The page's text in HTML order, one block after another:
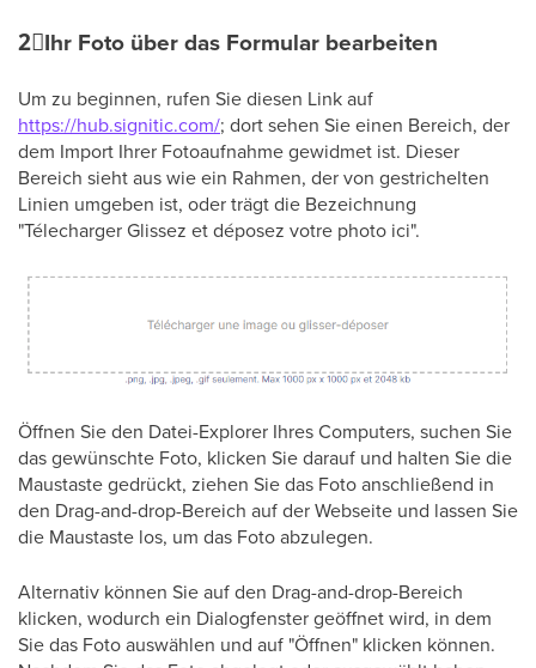
2⃣Ihr Foto über das Formular bearbeiten
Um zu beginnen, rufen Sie diesen Link auf
https://hub.signitic.com/; dort sehen Sie einen Bereich, der
dem Import Ihrer Fotoaufnahme gewidmet ist. Dieser
Bereich sieht aus wie ein Rahmen, der von gestrichelten
Linien umgeben ist, oder trägt die Bezeichnung
"Télecharger Glissez et déposez votre photo ici".
Öffnen Sie den Datei-Explorer Ihres Computers, suchen Sie
das gewünschte Foto, klicken Sie darauf und halten Sie die
Maustaste gedrückt, ziehen Sie das Foto anschließend in
den Drag-and-drop-Bereich auf der Webseite und lassen Sie
die Maustaste los, um das Foto abzulegen.
Alternativ können Sie auf den Drag-and-drop-Bereich
klicken, wodurch ein Dialogfenster geöffnet wird, in dem
Sie das Foto auswählen und auf "Öffnen" klicken können.